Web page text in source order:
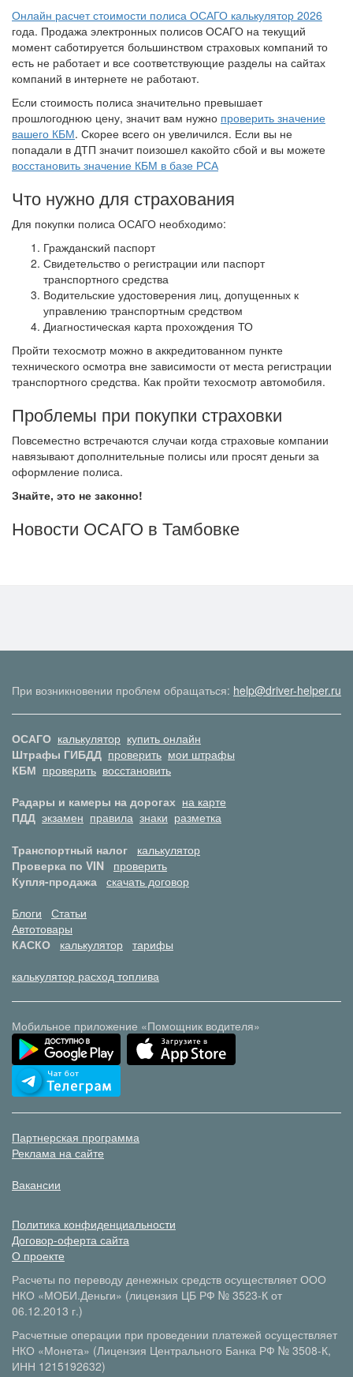
Онлайн расчет стоимости полиса ОСАГО калькулятор 2026
года. Продажа электронных полисов ОСАГО на текущий
момент саботируется большинством страховых компаний то
есть не работает и все соответствующие разделы на сайтах
компаний в интернете не работают.
Если стоимость полиса значительно превышает
прошлогоднюю цену, значит вам нужно проверить значение
вашего КБМ. Скорее всего он увеличился. Если вы не
попадали в ДТП значит поизошел какойто сбой и вы можете
восстановить значение КБМ в базе РСА
Что нужно для страхования
Для покупки полиса ОСАГО необходимо:
Гражданский паспорт
Свидетельство о регистрации или паспорт
транспортного средства
Водительские удостоверения лиц, допущенных к
управлению транспортным средством
Диагностическая карта прохождения ТО
Пройти техосмотр можно в аккредитованном пункте
технического осмотра вне зависимости от места регистрации
транспортного средства. Как пройти техосмотр автомобиля.
Проблемы при покупки страховки
Повсеместно встречаются случаи когда страховые компании
навязывают дополнительные полисы или просят деньги за
оформление полиса.
Знайте, это не законно!
Новости ОСАГО в Тамбовке
При возникновении проблем обращаться: help@driver-helper.ru
ОСАГО калькулятор купить онлайн
Штрафы ГИБДД проверить мои штрафы
КБМ проверить восстановить
Радары и камеры на дорогах на карте
ПДД экзамен правила знаки разметка
Транспортный налог
калькулятор
Проверка по VIN
проверить
Купля-продажа скачать договор
Блоги
Статьи
Автотовары
КАСКО
калькулятор тарифы
калькулятор расход топлива
Мобильное приложение «Помощник водителя»
Партнерская программа
Реклама на сайте
Вакансии
Политика конфиденциальности
Договор-оферта сайта
О проекте
Расчеты по переводу денежных средств осуществляет ООО
НКО «МОБИ.Деньги» (лицензия ЦБ РФ № 3523-К от
06.12.2013 г.)
Расчетные операции при проведении платежей осуществляет
НКО «Монета» (Лицензия Центрального Банка РФ № 3508-К,
ИНН 1215192632)